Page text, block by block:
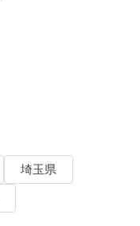
埼玉県